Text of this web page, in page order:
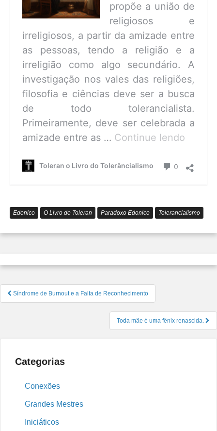
propõe a união de
religiosos e
irreligiosos, a partir da amizade entre
as pessoas, tendo a religião e a
irreligião como algo secundário. A
investigação nos vales das religiões,
filosofia e ciências deve ser a busca
de todo tolerancialista.
Primeiramente, deve ser celebrada a
amizade entre as … Continue lendo
é
Toleran o Livro do Tolerâncialismo 0 Comentário
Edonico O Livro de Toleran Paradoxo Edonico Tolerancialismo
Navegação
de
Síndrome de Burnout e a Falta de Reconhecimento
Toda mãe é uma fênix renascida.
Categorias
Conexões
Grandes Mestres
Iniciáticos